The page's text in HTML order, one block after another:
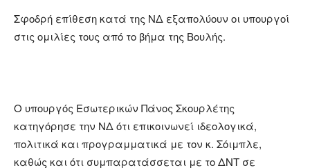
Σφοδρή επίθεση κατά της ΝΔ εξαπολύουν οι υπουργοί
στις ομιλίες τους από το βήμα της Βουλής.
Ο υπουργός Εσωτερικών Πάνος Σκουρλέτης
κατηγόρησε την ΝΔ ότι επικοινωνεί ιδεολογικά,
πολιτικά και προγραμματικά με τον κ. Σόιμπλε,
καθώς και ότι συμπαρατάσσεται με το ΔΝΤ σε